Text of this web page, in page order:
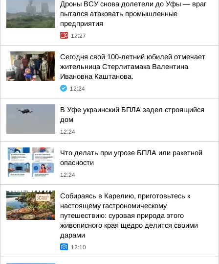
Дроны ВСУ снова долетели до Уфы — враг
пытался атаковать промышленные
предприятия
12:27
Сегодня свой 100-летний юбилей отмечает
жительница Стерлитамака Валентина
Ивановна Каштанова.
12:24
В Уфе украинский БПЛА задел строящийся
дом
12:24
Что делать при угрозе БПЛА или ракетной
опасности
12:24
Собираясь в Карелию, приготовьтесь к
настоящему гастрономическому
путешествию: суровая природа этого
живописного края щедро делится своими
дарами
12:10